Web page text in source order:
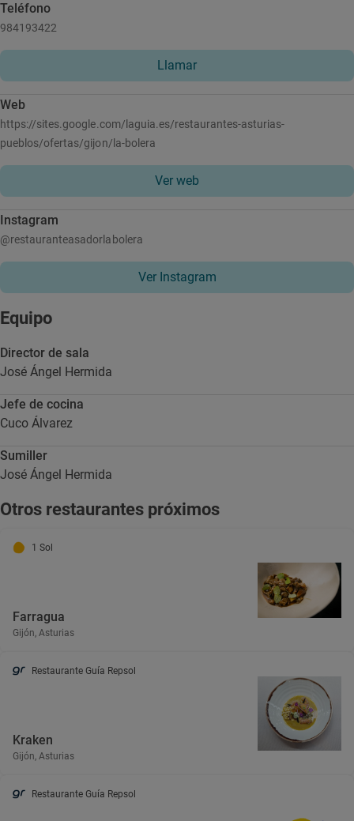
Teléfono
984193422
Llamar
Web
https://sites.google.com/laguia.es/restaurantes-asturias-
pueblos/ofertas/gijon/la-bolera
Ver web
Instagram
@restauranteasadorlabolera
Ver Instagram
Equipo
Director de sala
José Ángel Hermida
Jefe de cocina
Cuco Álvarez
Sumiller
José Ángel Hermida
Otros restaurantes próximos
1 Sol
Farragua
Gijón, Asturias
Restaurante Guía Repsol
Kraken
Gijón, Asturias
Restaurante Guía Repsol